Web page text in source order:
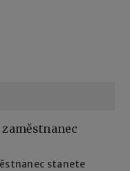
stanete